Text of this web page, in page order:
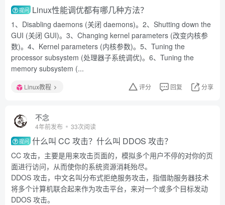
提问 Linux性能调优都有哪几种方法？
1、Disabling daemons (关闭 daemons)。2、Shutting down the
GUI (关闭 GUI)。3、Changing kernel parameters (改变内核参
数)。4、Kernel parameters (内核参数)。5、Tuning the
processor subsystem (处理器子系统调优)。6、Tuning the
memory subsystem (...
Linux教程 评分 回复 分享
不念
4年前发布 33次阅读
提问 什么叫 CC 攻击？什么叫 DDOS 攻击？
CC 攻击，主要是用来攻击页面的，模拟多个用户不停的对你的页
面进行访问，从而使你的系统资源消耗殆尽。
DDOS 攻击，中文名叫分布式拒绝服务攻击，指借助服务器技术
将多个计算机联合起来作为攻击平台，来对一个或多个目标发动
DDOS 攻击。